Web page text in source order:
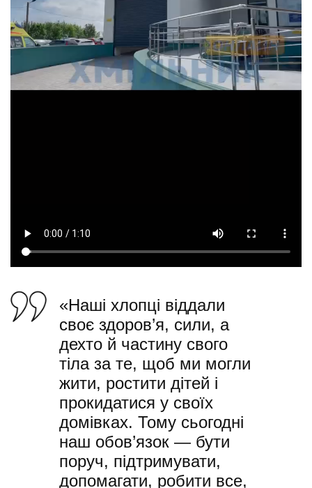
«Наші хлопці віддали
своє здоров’я, сили, а
дехто й частину свого
тіла за те, щоб ми могли
жити, ростити дітей і
прокидатися у своїх
домівках. Тому сьогодні
наш обов’язок — бути
поруч, підтримувати,
допомагати, робити все,